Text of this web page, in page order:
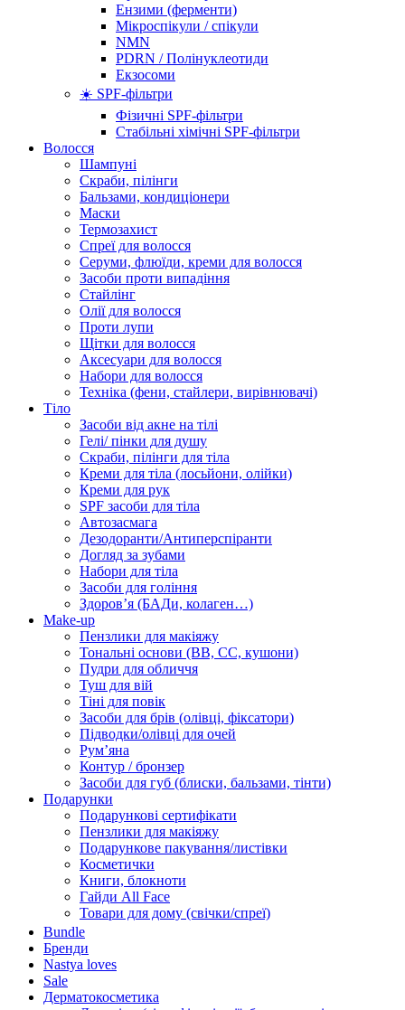
Ензими (ферменти)
Мікроспікули / спікули
NMN
PDRN / Полінуклеотиди
Екзосоми
☀️ SPF-фільтри
Фізичні SPF-фільтри
Стабільні хімічні SPF-фільтри
Волосся
Шампуні
Скраби, пілінги
Бальзами, кондиціонери
Маски
Термозахист
Спреї для волосся
Серуми, флюїди, креми для волосся
Засоби проти випадіння
Стайлінг
Олії для волосся
Проти лупи
Щітки для волосся
Аксесуари для волосся
Набори для волосся
Техніка (фени, стайлери, вирівнювачі)
Тіло
Засоби від акне на тілі
Гелі/ пінки для душу
Скраби, пілінги для тіла
Креми для тіла (лосьйони, олійки)
Креми для рук
SPF засоби для тіла
Автозасмага
Дезодоранти/Антиперспіранти
Догляд за зубами
Набори для тіла
Засоби для гоління
Здоровʼя (БАДи, колаген…)
Make-up
Пензлики для макіяжу
Тональні основи (BB, CC, кушони)
Пудри для обличчя
Туш для вій
Тіні для повік
Засоби для брів (олівці, фіксатори)
Підводки/олівці для очей
Румʼяна
Контур / бронзер
Засоби для губ (блиски, бальзами, тінти)
Подарунки
Подарункові сертифікати
Пензлики для макіяжу
Подарункове пакування/листівки
Косметички
Книги, блокноти
Гайди All Face
Товари для дому (свічки/спреї)
Bundle
Бренди
Nastya loves
Sale
Дерматокосметика